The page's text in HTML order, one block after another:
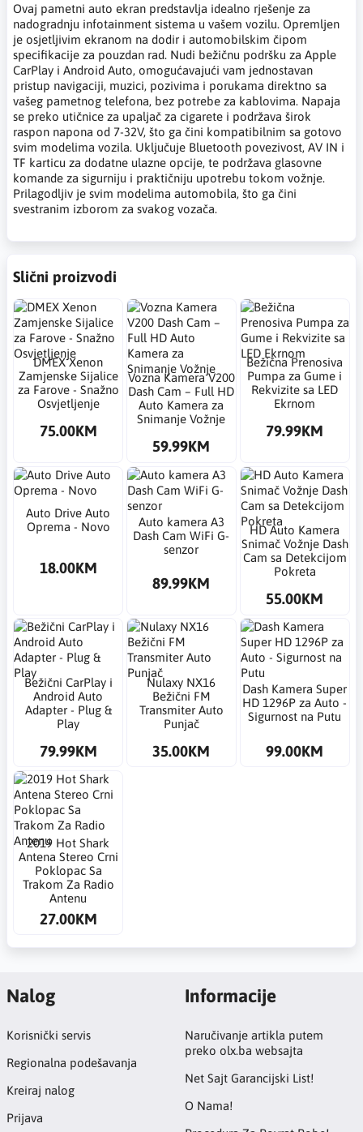
Ovaj pametni auto ekran predstavlja idealno rješenje za
nadogradnju infotainment sistema u vašem vozilu. Opremljen
je osjetljivim ekranom na dodir i automobilskim čipom
specifikacije za pouzdan rad. Nudi bežičnu podršku za Apple
CarPlay i Android Auto, omogućavajući vam jednostavan
pristup navigaciji, muzici, pozivima i porukama direktno sa
vašeg pametnog telefona, bez potrebe za kablovima. Napaja
se preko utičnice za upaljač za cigarete i podržava širok
raspon napona od 7-32V, što ga čini kompatibilnim sa gotovo
svim modelima vozila. Uključuje Bluetooth povezivost, AV IN i
TF karticu za dodatne ulazne opcije, te podržava glasovne
komande za sigurniju i praktičniju upotrebu tokom vožnje.
Prilagodljiv je svim modelima automobila, što ga čini
svestranim izborom za svakog vozača.
Slični proizvodi
DMEX Xenon
Zamjenske Sijalice
za Farove - Snažno
Osvjetljenje
75.00KM
Vozna Kamera V200
Dash Cam – Full HD
Auto Kamera za
Snimanje Vožnje
59.99KM
Bežična Prenosiva
Pumpa za Gume i
Rekvizite sa LED
Ekrnom
79.99KM
Auto Drive Auto
Oprema - Novo
18.00KM
Auto kamera A3
Dash Cam WiFi G-
senzor
89.99KM
HD Auto Kamera
Snimač Vožnje Dash
Cam sa Detekcijom
Pokreta
55.00KM
Bežični CarPlay i
Android Auto
Adapter - Plug &
Play
79.99KM
Nulaxy NX16
Bežični FM
Transmiter Auto
Punjač
35.00KM
Dash Kamera Super
HD 1296P za Auto -
Sigurnost na Putu
99.00KM
2019 Hot Shark
Antena Stereo Crni
Poklopac Sa
Trakom Za Radio
Antenu
27.00KM
Nalog
Korisnički servis
Regionalna podešavanja
Kreiraj nalog
Prijava
Informacije
Naručivanje artikla putem
preko olx.ba websajta
Net Sajt Garancijski List!
O Nama!